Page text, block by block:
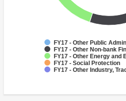
FY17 - Other Public
FY17 - Other Non-bank
FY17 - Other Energy and
FY17 - Social Protection
FY17 - Other Industry,